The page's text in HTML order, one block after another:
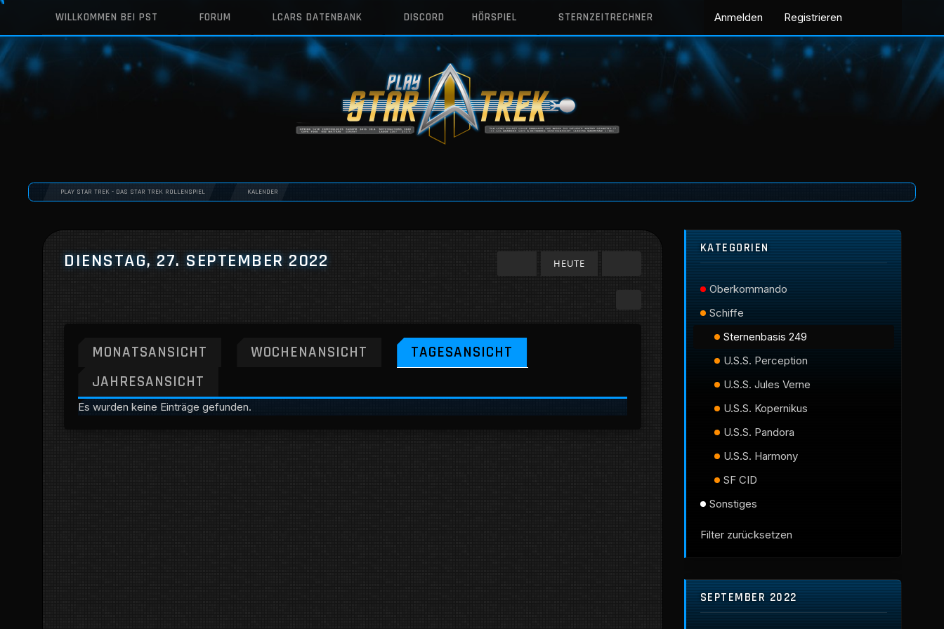
WILLKOMMEN BEI PST FORUM LCARS DATENBANK DISCORD HÖRSPIEL STERNZEITRECHNER Anmelden Registrieren
PLAY STAR TREK - DAS STAR TREK ROLLENSPIEL KALENDER
DIENSTAG, 27. SEPTEMBER 2022 HEUTE
MONATSANSICHT WOCHENANSICHT
TAGESANSICHT
JAHRESANSICHT
Es wurden keine Einträge gefunden.
KATEGORIEN
Oberkommando
Schiffe
Sternenbasis 249
U.S.S. Perception
U.S.S. Jules Verne
U.S.S. Kopernikus
U.S.S. Pandora
U.S.S. Harmony
SF CID
Sonstiges
Filter zurücksetzen
SEPTEMBER 2022